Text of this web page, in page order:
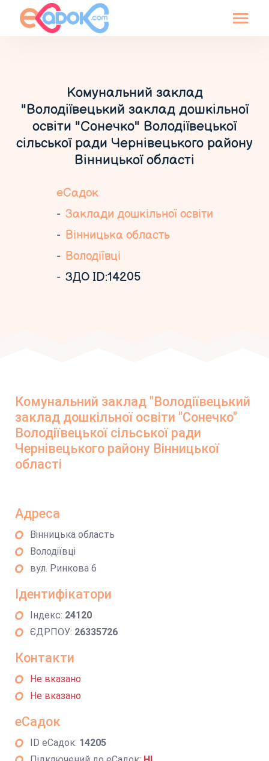
Комунальний заклад
"Володіївецький заклад дошкільної
освіти "Сонечко" Володіївецької
сільської ради Чернівецького району
Вінницької області
еСадок
Заклади дошкільної освіти
Вінницька область
Володіївці
ЗДО ID:14205
Комунальний заклад "Володіївецький
заклад дошкільної освіти "Сонечко"
Володіївецької сільської ради
Чернівецького району Вінницької
області
Адреса
Вінницька область
Володіївці
вул. Ринкова 6
Ідентифікатори
Індекс: 24120
ЄДРПОУ: 26335726
Контакти
Не вказано
Не вказано
еСадок
ID еСадок: 14205